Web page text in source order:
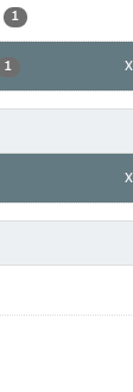
1
1 x
x